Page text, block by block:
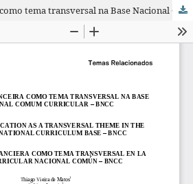
Educação financeira como tema transversal na Base Nacional Comum Curricular – BNCC